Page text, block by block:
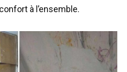
à l’ensemble.